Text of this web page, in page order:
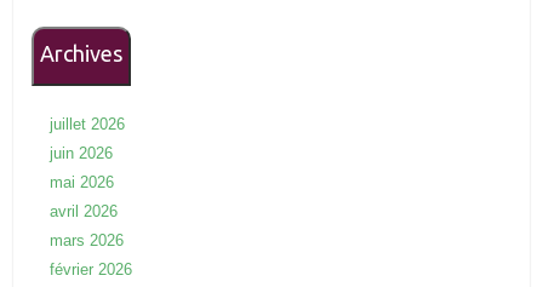
Archives
juillet 2026
juin 2026
mai 2026
avril 2026
mars 2026
février 2026